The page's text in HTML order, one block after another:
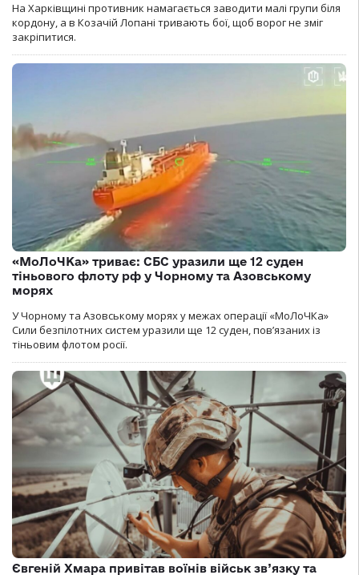
На Харківщині противник намагається заводити малі групи біля
кордону, а в Козачій Лопані тривають бої, щоб ворог не зміг
закріпитися.
«МоЛоЧКа» триває: СБС уразили ще 12 суден
тіньового флоту рф у Чорному та Азовському
морях
У Чорному та Азовському морях у межах операції «МоЛоЧКа»
Сили безпілотних систем уразили ще 12 суден, пов’язаних із
тіньовим флотом росії.
Євгеній Хмара привітав воїнів військ зв’язку та